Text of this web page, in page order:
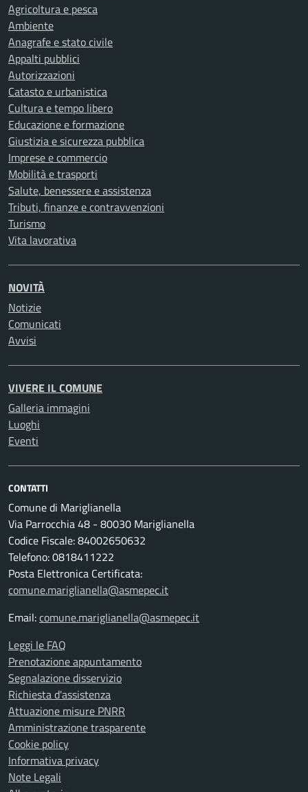
Agricoltura e pesca
Ambiente
Anagrafe e stato civile
Appalti pubblici
Autorizzazioni
Catasto e urbanistica
Cultura e tempo libero
Educazione e formazione
Giustizia e sicurezza pubblica
Imprese e commercio
Mobilità e trasporti
Salute, benessere e assistenza
Tributi, finanze e contravvenzioni
Turismo
Vita lavorativa
NOVITÀ
Notizie
Comunicati
Avvisi
VIVERE IL COMUNE
Galleria immagini
Luoghi
Eventi
CONTATTI
Comune di Mariglianella
Via Parrocchia 48 - 80030 Mariglianella
Codice Fiscale: 84002650632
Telefono: 0818411222
Posta Elettronica Certificata:
comune.mariglianella@asmepec.it
Email:comune.mariglianella@asmepec.it
Leggi le FAQ
Prenotazione appuntamento
Segnalazione disservizio
Richiesta d'assistenza
Attuazione misure PNRR
Amministrazione trasparente
Cookie policy
Informativa privacy
Note Legali